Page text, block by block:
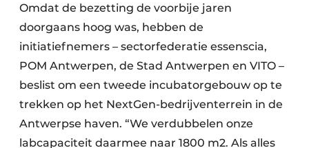
Omdat de bezetting de voorbije jaren
doorgaans hoog was, hebben de
initiatiefnemers – sectorfederatie essenscia,
POM Antwerpen, de Stad Antwerpen en VITO –
beslist om een tweede incubatorgebouw op te
trekken op het NextGen-bedrijventerrein in de
Antwerpse haven. “We verdubbelen onze
labcapaciteit daarmee naar 1800 m2. Als alles